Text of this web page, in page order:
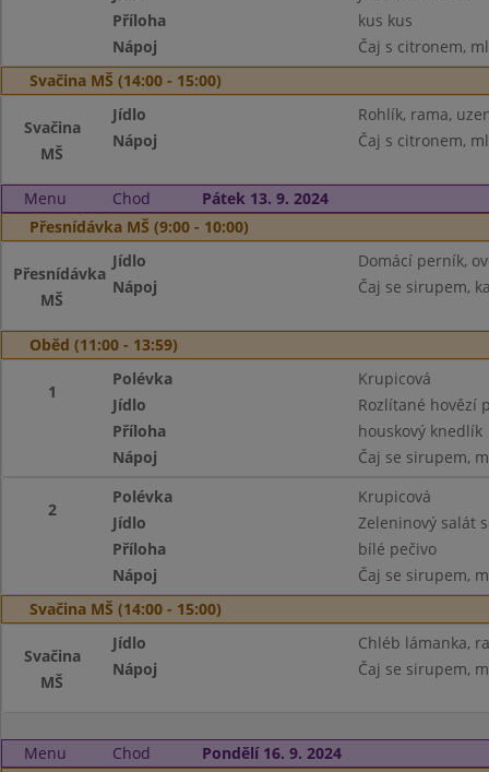
Příloha
kus kus
Nápoj
Čaj s citronem,
Svačina MŠ (14:00 - 15:00)
Svačina
MŠ
Jídlo
Rohlík, rama,
Nápoj
Čaj s citronem,
Menu Chod
Pátek 13. 9. 2024
Přesnídávka MŠ (9:00 - 10:00)
Přesnídávka
MŠ
Jídlo
Domácí perník,
Nápoj
Čaj se sirupem,
Oběd (11:00 - 13:59)
1
Polévka
Krupicová
Jídlo
Rozlítané hovězí
Příloha
houskový knedlík
Nápoj
Čaj se sirupem,
2
Polévka
Krupicová
Jídlo
Zeleninový salát
Příloha
bílé pečivo
Nápoj
Čaj se sirupem,
Svačina MŠ (14:00 - 15:00)
Svačina
MŠ
Jídlo
Chléb lámanka,
Nápoj
Čaj se sirupem,
Menu Chod
Pondělí 16. 9. 2024